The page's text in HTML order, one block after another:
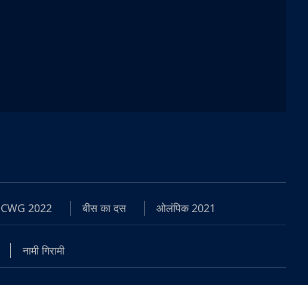
CWG 2022 बीस का दस ओलंपिक 2021
नामी गिरामी